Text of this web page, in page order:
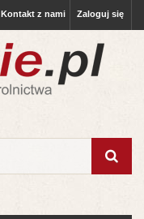
Zaloguj się
Kontakt z nami